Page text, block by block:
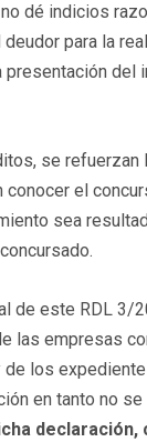
dé indicios
para la
del
se
el
sea
de este RDL 3/
las empresas
los
en tanto no